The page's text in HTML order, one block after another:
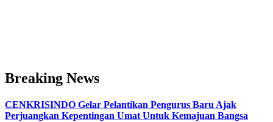
Breaking News
CENKRISINDO Gelar Pelantikan Pengurus Baru Ajak
Perjuangkan Kepentingan Umat Untuk Kemajuan Bangsa